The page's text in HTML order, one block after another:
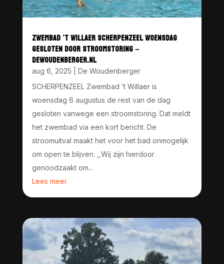
ZWEMBAD ’T WILLAER SCHERPENZEEL WOENSDAG
GESLOTEN DOOR STROOMSTORING –
DEWOUDENBERGER.NL
aug 6, 2025
De Woudenberger
SCHERPENZEEL Zwembad ’t Willaer is
woensdag 6 augustus de rest van de dag
gesloten vanwege een stroomstoring. Dat meldt
het zwembad via een kort bericht. De
stroomuitval maakt het voor het bad onmogelijk
om open te blijven. ,,Wij zijn hierdoor
genoodzaakt om...
Lees meer